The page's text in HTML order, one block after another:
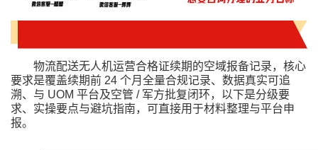
物流配送无人机运营合格证续期的空域报备记录，核心
要求是覆盖续期前 24 个月全量合规记录、数据真实可追
溯、与 UOM 平台及空管 / 军方批复闭环，以下是分级要
求、实操要点与避坑指南，可直接用于材料整理与平台申
报。